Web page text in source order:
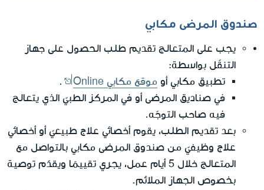
صندوق المرضى مكابي
يجب على المتعالج تقديم طلب الحصول على جهاز
التنقّل بواسطة:
تطبيق مكابي أو موقع مكابي Online
.
في صناديق المرضى أو في المركز الطبيّ الذي يتعالج
فيه صاحب التوجّه.
بعد تقديم الطلب، يقوم أخصائي علاج طبيعيّ أو أخصائي
علاج وظيفيّ من صندوق المرضى مكابي بالتواصل مع
المتعالج خلال 5 أيام عمل، يجري تقييمًا ويقدّم توصية
بخصوص الجهاز الملائم.